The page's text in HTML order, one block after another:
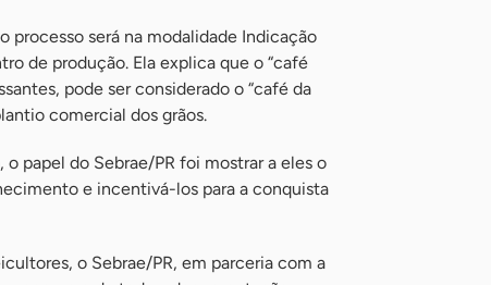
processo será na modalidade Indicação
de produção. Ela explica que o “café
pode ser considerado o “café da
comercial dos grãos.
papel do Sebrae/PR foi mostrar a eles o
e incentivá-los para a conquista
o Sebrae/PR, em parceria com a